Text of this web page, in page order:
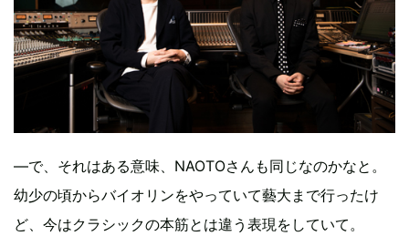
—で、それはある意味、NAOTOさんも同じなのかなと。
幼少の頃からバイオリンをやっていて藝大まで行ったけ
ど、今はクラシックの本筋とは違う表現をしていて。